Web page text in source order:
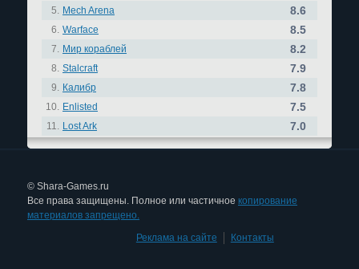
5. Mech Arena 8.6
6. Warface 8.5
7. Мир кораблей 8.2
8. Stalcraft 7.9
9. Калибр 7.8
10. Enlisted 7.5
11. Lost Ark 7.0
© Shara-Games.ru
Все права защищены. Полное или частичное копирование
материалов запрещено.
Реклама на сайте
Контакты